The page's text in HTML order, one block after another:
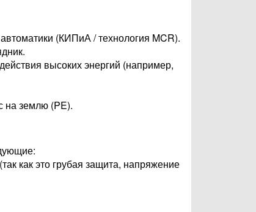
(КИПиА / технология MCR).
высоких энергий (например,
на землю (PE).
как это грубая защита, напряжение